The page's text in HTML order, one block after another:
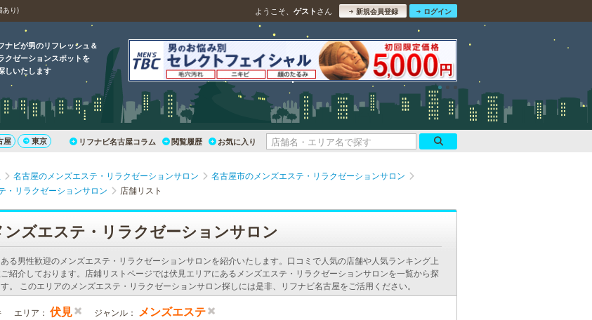
あり) ようこそ、 ゲスト さん 新規会員登録 ログイン
ナビが男のリフレッシュ＆
クゼーションスポットを
しいたします
屋 東京 リフナビ名古屋コラム 閲覧履歴 お気に入り
名古屋のメンズエステ・リラクゼーションサロン
名古屋市のメンズエステ・リラクゼーションサロン
・リラクゼーションサロン
店舗リスト
ンズエステ・リラクゼーションサロン
る男性歓迎のメンズエステ・リラクゼーションサロンを紹介いたします。口コミで人気の店舗や人気ランキング上
紹介しております。店鋪リストページでは伏見エリアにあるメンズエステ・リラクゼーションサロンを一覧から探
。 このエリアのメンズエステ・リラクゼーションサロン探しには是非、リフナビ名古屋をご活用ください。
エリア： 伏見 ジャンル： メンズエステ